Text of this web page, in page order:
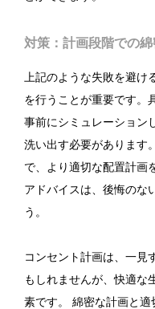
対策：計画段階での
上記のような失敗を避け
を行うことが重要です。
事前にシミュレーション
洗い出す必要があります
で、より適切な配置計画
アドバイスは、後悔のな
う。
コンセント計画は、一見
もしれませんが、快適な
素です。 綿密な計画と